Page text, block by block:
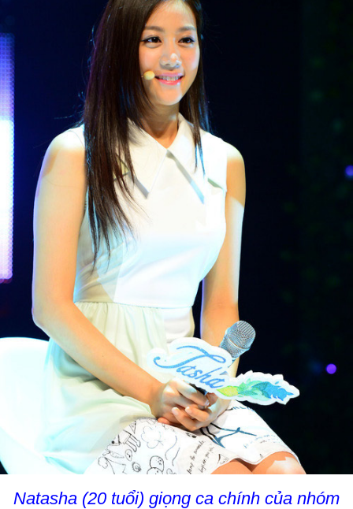
Natasha (20 tuổi) giọng ca chính của nhóm